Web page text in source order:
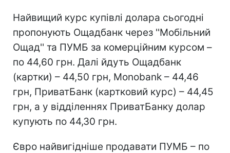
Найвищий курс купівлі долара сьогодні
пропонують Ощадбанк через ''Мобільний
Ощад'' та ПУМБ за комерційним курсом –
по 44,60 грн. Далі йдуть Ощадбанк
(картки) – 44,50 грн, Monobank – 44,46
грн, ПриватБанк (картковий курс) – 44,45
грн, а у відділеннях ПриватБанку долар
купують по 44,30 грн.
Євро найвигідніше продавати ПУМБ – по